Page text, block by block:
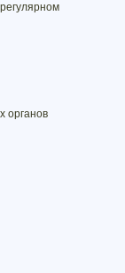
органов